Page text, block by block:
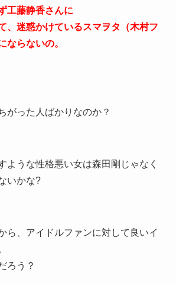
工藤静香さんに
、迷惑かけているスマヲタ（木村フ
ならないの。
がった人ばかりなのか？
ような性格悪い女は森田剛じゃなく
いかな?
ら、アイドルファンに対して良いイ
ろう？